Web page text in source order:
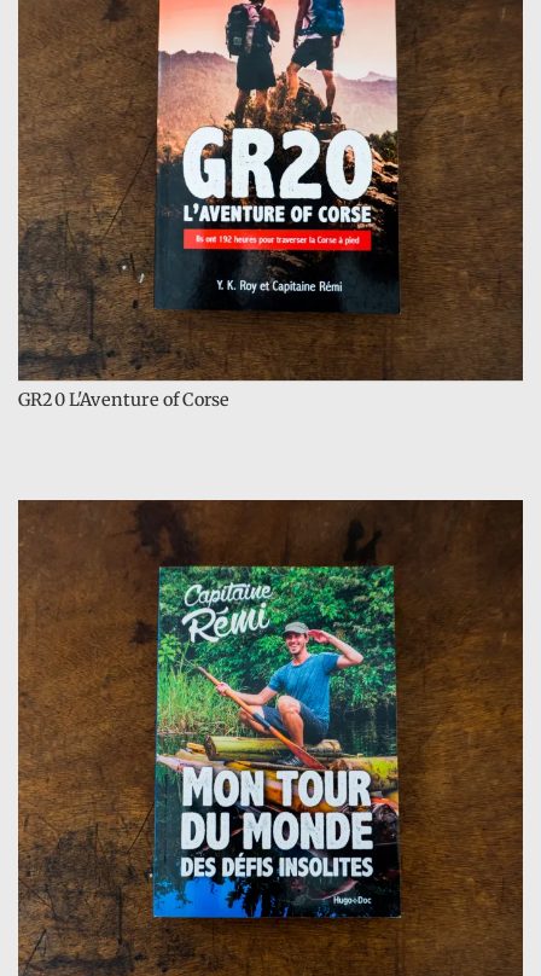
GR20 L'Aventure of Corse